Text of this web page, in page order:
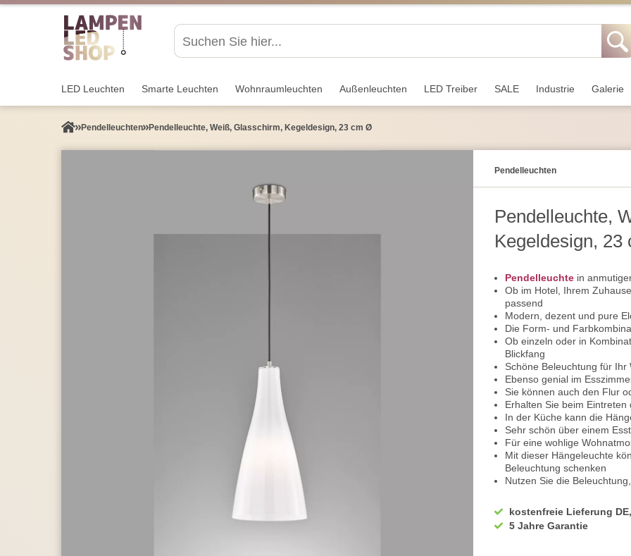
LED Leuchten Smarte Leuchten Wohnraum­leuchten Außen­leuchten LED Treiber SALE Industrie Galerie
Pendel­leuchten Pendelleuchte, Weiß, Glasschirm, Kegeldesign, 23 cm Ø
Pendel­leuchten
Pendelleuchte,
Kegeldesign, 23
Pendelleuchte in
Ob im Hotel, Ihrem
passend
Modern, dezent und pure
Die Form- und
Ob einzeln oder in
Blickfang
Schöne Beleuchtung für Ihr
Ebenso genial im
Sie können auch den Flur
Erhalten Sie beim
In der Küche kann die
Sehr schön über einem
Für eine wohlige
Mit dieser Hängeleuchte
Beleuchtung schenken
Nutzen Sie die
Ausgestattet mit einer
Daran wurde der
Der Korpus besteht aus
kostenfreie Lieferung
5 Jahre Garantie